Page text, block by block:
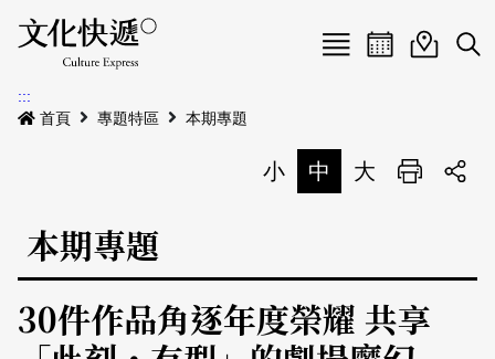
Menu
最新公告
本期專題
歷史專題
活動特區
活動列表
關於我們
活動日曆活動地圖
展
:::
首頁
專題特區 本期專題
小 中 大 列印
本期專題
30件作品角逐年度榮耀 共享